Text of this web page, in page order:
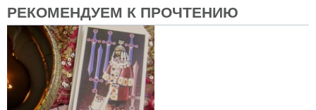
РЕКОМЕНДУЕМ К ПРОЧТЕНИЮ